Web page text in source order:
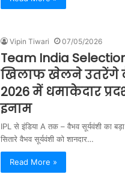
Vipin Tiwari 07/05/2026
Team India
खिलाफ खेलने उतरेंगे
2026 में धमाकेदार
इनाम
IPL से इंडिया A तक – वैभव सूर्यवंशी का
सितारे वैभव सूर्यवंशी को शानदार…
Read More »